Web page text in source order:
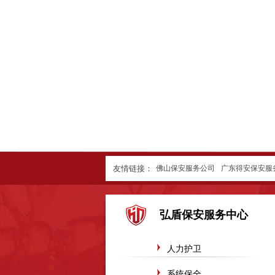
友情链接： 佛山保安服务公司 广东得安保安
广东得安惠州保安服务有限公司 东莞石排保安公
广东得安安保安服务公司河源分公司 淄博恩意真
鹤山保安服务公司 广州番禺区保安服务公司
山东淄博千盛化工设备有限公司
弘盾保安服务中心
人力护卫